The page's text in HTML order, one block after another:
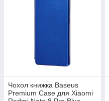
Чохол книжка Baseus
Premium Case для Xiaomi